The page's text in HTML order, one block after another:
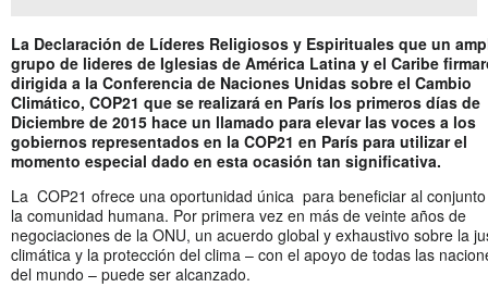
La Declaración de Líderes Religiosos y Espirituales que un
grupo de lideres de Iglesias de América Latina y el Caribe
dirigida a la Conferencia de Naciones Unidas sobre el Cambio
Climático, COP21 que se realizará en París los primeros días de
Diciembre de 2015 hace un llamado para elevar las voces a los
gobiernos representados en la COP21 en París para utilizar el
momento especial dado en esta ocasión tan significativa.
La COP21 ofrece una oportunidad única para beneficiar al
la comunidad humana. Por primera vez en más de veinte años de
negociaciones de la ONU, un acuerdo global y exhaustivo sobre la
climática y la protección del clima – con el apoyo de todas las
del mundo – puede ser alcanzado.